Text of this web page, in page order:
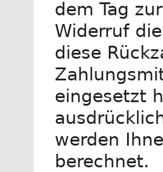
dem Tag
Widerruf
diese
eingesetzt
werden
berechnet.